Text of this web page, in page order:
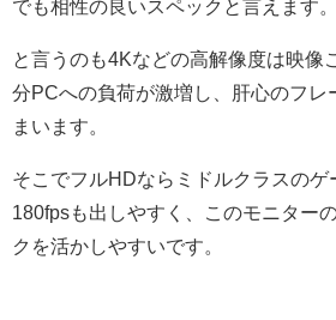
でも相性の良いスペックと言えます。
と言うのも4Kなどの高解像度は映像
分PCへの負荷が激増し、肝心のフレ
まいます。
そこでフルHDならミドルクラスのゲ
180fpsも出しやすく、このモニター
クを活かしやすいです。